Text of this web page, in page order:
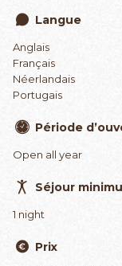
Langue
Anglais
Français
Néerlandais
Portugais
Période
Open all year
Séjour
1 night
Prix